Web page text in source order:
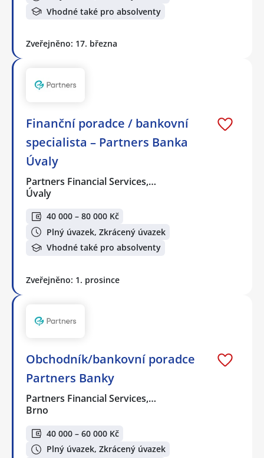
Vhodné také pro absolventy
Zveřejněno: 17. března
Finanční poradce / bankovní
specialista – Partners Banka
Úvaly
Partners Financial Services,…
Úvaly
40 000 – 80 000 Kč
Plný úvazek, Zkrácený úvazek
Vhodné také pro absolventy
Zveřejněno: 1. prosince
Obchodník/bankovní poradce
Partners Banky
Partners Financial Services,…
Brno
40 000 – 60 000 Kč
Plný úvazek, Zkrácený úvazek